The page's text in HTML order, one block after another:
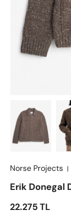
Norse Projects |
Erik Donegal
Satış fiyatı
22.275 TL